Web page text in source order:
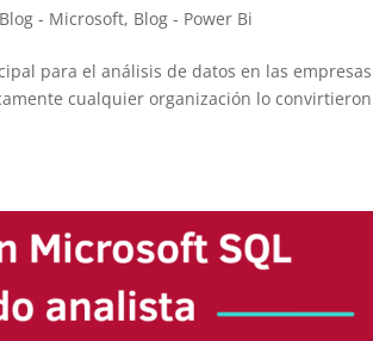
Blog - Microsoft, Blog - Power Bi
para el análisis de datos en las
cualquier organización lo convirtieron